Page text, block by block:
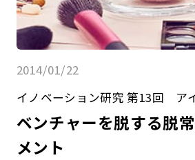
2014/01/22
イノベーション研究 第13回 ア
ベンチャーを脱する脱
メント